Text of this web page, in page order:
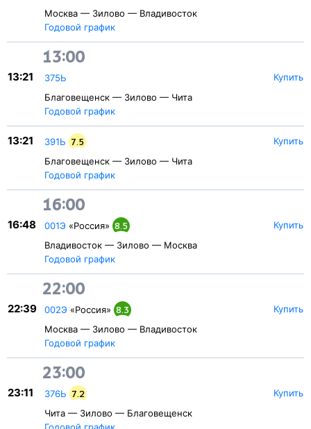
Москва — Зилово — Владивосток
Годовой график
13:00
13:21
375Ь
Благовещенск — Зилово — Чита
Годовой график
Купить
13:21 391Ь 7.5
Благовещенск — Зилово — Чита
Годовой график
Купить
16:00
16:48 001Э «Россия» 8.5
Владивосток — Зилово — Москва
Годовой график
Купить
22:00
22:39 002Э «Россия» 8.3
Москва — Зилово — Владивосток
Годовой график
Купить
23:00
23:11 376Ь 7.2
Чита — Зилово — Благовещенск
Купить